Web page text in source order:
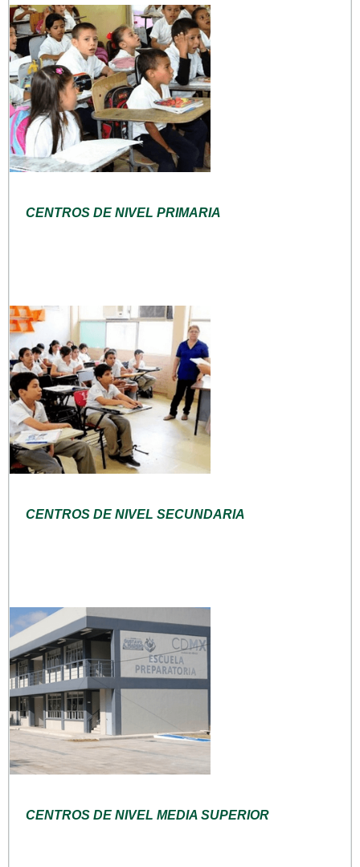
CENTROS DE NIVEL PRIMARIA
CENTROS DE NIVEL SECUNDARIA
CENTROS DE NIVEL MEDIA SUPERIOR